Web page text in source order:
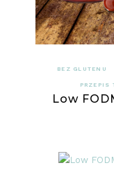
BEZ GLUTENU
PRZEPIS
Low